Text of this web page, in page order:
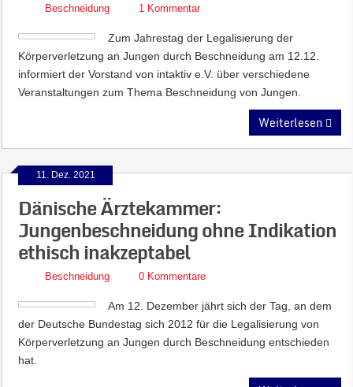
Beschneidung 1 Kommentar
Zum Jahrestag der Legalisierung der
Körperverletzung an Jungen durch Beschneidung am 12.12.
informiert der Vorstand von intaktiv e.V. über verschiedene
Veranstaltungen zum Thema Beschneidung von Jungen.
Weiterlesen
11. Dez. 2021
Dänische Ärztekammer:
Jungenbeschneidung ohne Indikation
ethisch inakzeptabel
Beschneidung 0 Kommentare
Am 12. Dezember jährt sich der Tag, an dem
der Deutsche Bundestag sich 2012 für die Legalisierung von
Körperverletzung an Jungen durch Beschneidung entschieden
hat.